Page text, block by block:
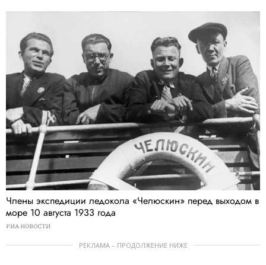
Члены экспедиции ледокола «Челюскин» перед выходом в
море 10 августа 1933 года
РИА НОВОСТИ
РЕКЛАМА – ПРОДОЛЖЕНИЕ НИЖЕ